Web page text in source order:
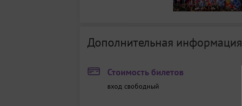
Дополнительная информация
Стоимость билетов
вход свободный